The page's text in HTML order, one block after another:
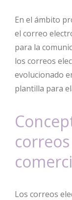
En el ámbito
el correo
para la
los correos
evolucionado
plantilla para
Los correos